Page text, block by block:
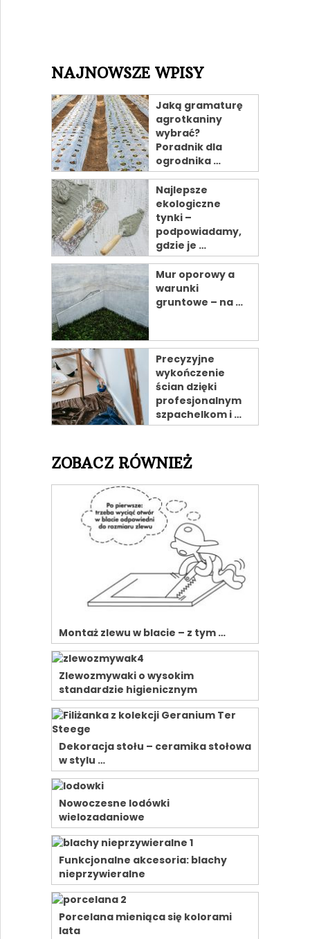
NAJNOWSZE WPISY
Jaką gramaturę
agrotkaniny
wybrać?
Poradnik dla
ogrodnika …
Najlepsze
ekologiczne
tynki –
podpowiadamy,
gdzie je …
Mur oporowy a
warunki
gruntowe – na …
Precyzyjne
wykończenie
ścian dzięki
profesjonalnym
szpachelkom i …
ZOBACZ RÓWNIEŻ
Montaż zlewu w blacie – z tym …
Zlewozmywaki o wysokim
standardzie higienicznym
Dekoracja stołu – ceramika stołowa
w stylu …
Nowoczesne lodówki
wielozadaniowe
Funkcjonalne akcesoria: blachy
nieprzywieralne
Porcelana mieniąca się kolorami
lata